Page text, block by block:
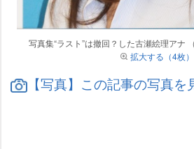
写真集“ラスト”は撤回？した古瀬絵理アナ
拡大する（4枚）
【写真】この記事の写真を